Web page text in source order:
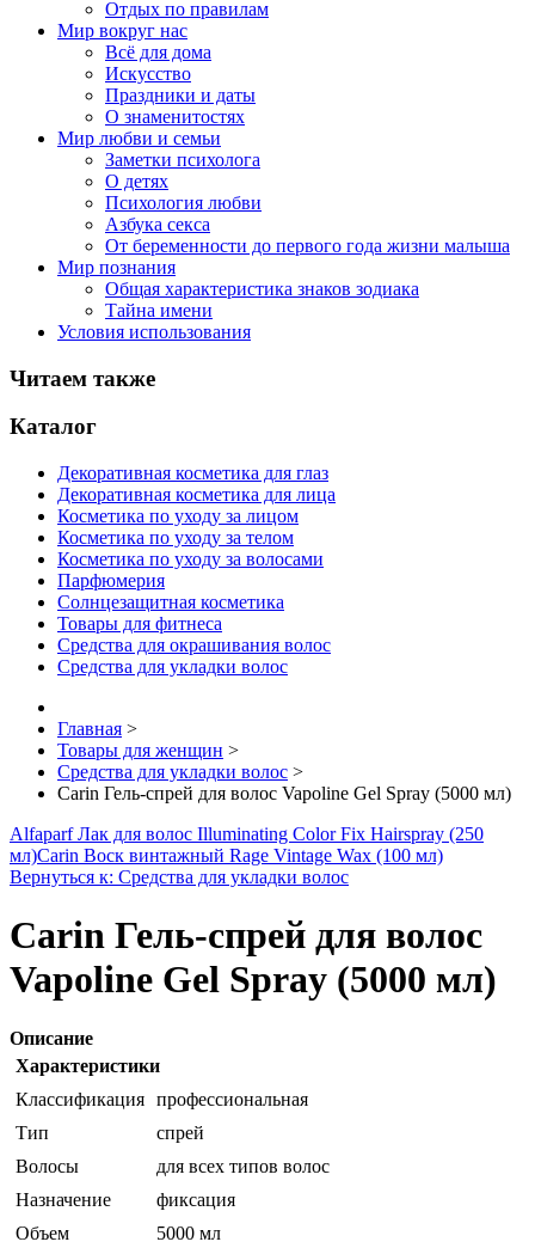
Отдых по правилам
Мир вокруг нас
Всё для дома
Искусство
Праздники и даты
О знаменитостях
Мир любви и семьи
Заметки психолога
О детях
Психология любви
Азбука секса
От беременности до первого года жизни малыша
Мир познания
Общая характеристика знаков зодиака
Тайна имени
Условия использования
Читаем также
Каталог
Декоративная косметика для глаз
Декоративная косметика для лица
Косметика по уходу за лицом
Косметика по уходу за телом
Косметика по уходу за волосами
Парфюмерия
Солнцезащитная косметика
Товары для фитнеса
Средства для окрашивания волос
Средства для укладки волос
Главная >
Товары для женщин >
Средства для укладки волос >
Carin Гель-спрей для волос Vapoline Gel Spray (5000 мл)
Alfaparf Лак для волос Illuminating Color Fix Hairspray (250
мл)Carin Воск винтажный Rage Vintage Wax (100 мл)
Вернуться к: Средства для укладки волос
Carin Гель-спрей для волос
Vapoline Gel Spray (5000 мл)
Описание
Характеристики
Классификация профессиональная
Тип
спрей
Волосы
для всех типов волос
Назначение
фиксация
Объем
5000 мл